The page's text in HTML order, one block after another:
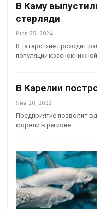
В Каму
стерляди
Июл 25, 2024
В Татарстане проходит
популяции
В Карелии
Янв 20, 2023
Предприятие позволит
форели в регионе